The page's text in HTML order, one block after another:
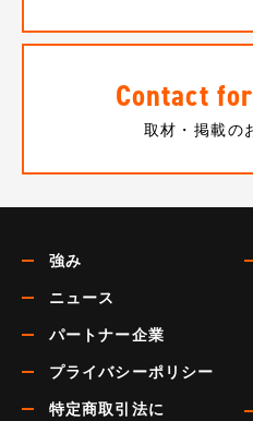
Contact
取材・掲載の
強み
ニュース
パートナー企業
プライバシーポリシー
特定商取引法に